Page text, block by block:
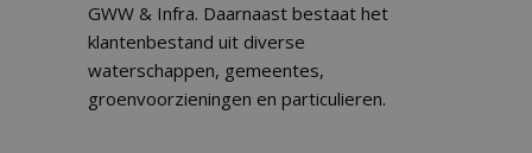
GWW & Infra. Daarnaast bestaat het
klantenbestand uit diverse
waterschappen, gemeentes,
groenvoorzieningen en particulieren.